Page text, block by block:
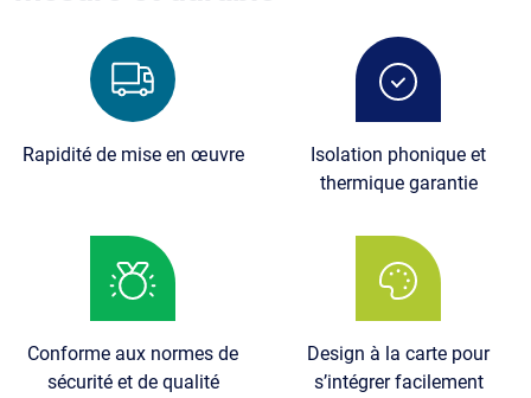
Rapidité de mise en œuvre
Isolation phonique et
thermique garantie
Conforme aux normes de
sécurité et de qualité
Design à la carte pour
s’intégrer facilement